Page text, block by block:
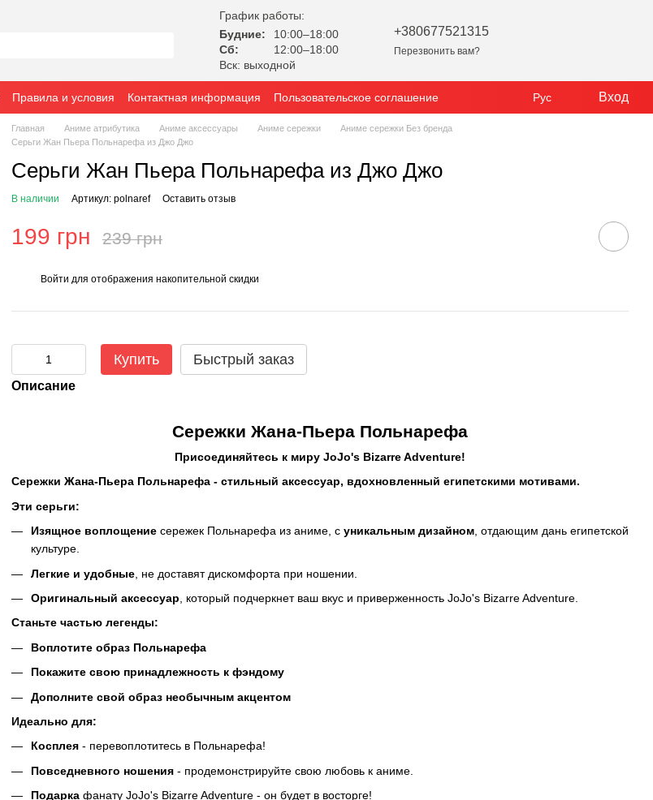
График работы:
Будние:
10:00–18:00
Сб:
12:00–18:00
Вск: выходной
+380677521315
Перезвонить вам?
Правила и условия Контактная информация
Пользовательское соглашение
Рус Вход
Главная Аниме атрибутика Аниме аксессуары Аниме сережки
Аниме сережки Без бренда
Серьги Жан Пьера Польнарефа из Джо Джо
Серьги Жан Пьера Польнарефа из Джо Джо
В наличии Артикул: polnaref Оставить отзыв
199 грн 239 грн
Войти для отображения накопительной скидки
Купить Быстрый заказ
Описание
Сережки Жана-Пьера Польнарефа
Присоединяйтесь к миру JoJo's Bizarre Adventure!
Сережки Жана-Пьера Польнарефа - стильный аксессуар, вдохновленный египетскими мотивами.
Эти серьги:
Изящное воплощениесережек Польнарефа из аниме, с уникальным дизайном, отдающим дань египетской
культуре.
Легкие и удобные, не доставят дискомфорта при ношении.
Оригинальный аксессуар , который подчеркнет ваш вкус и приверженность JoJo's Bizarre Adventure.
Станьте частью легенды:
Воплотите образ Польнарефа
Покажите свою принадлежность к фэндому
Дополните свой образ необычным акцентом
Идеально для:
Косплея- перевоплотитесь в Польнарефа!
Повседневного ношения- продемонстрируйте свою любовь к аниме.
Подаркафанату JoJo's Bizarre Adventure - он будет в восторге!